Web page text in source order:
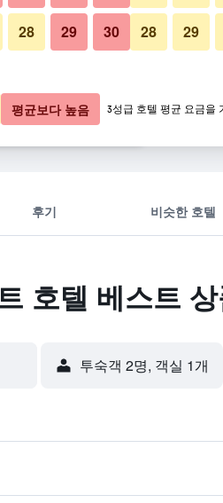
바로 예약 빌라 갈
후기 비슷한 호텔
호텔 베스트
​투숙객 2​명, ​객실 1개
28 29 30 28 29
평균보다 높음 3성급 호텔 평균 요금을